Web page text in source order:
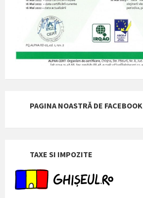
PAGINA NOASTRĂ DE FACEBOOK
TAXE SI IMPOZITE